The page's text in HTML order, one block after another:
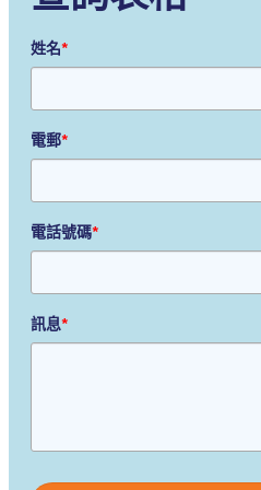
姓名*
電郵*
電話號碼*
訊息*